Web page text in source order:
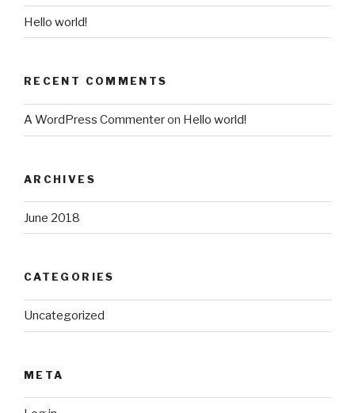
Hello world!
RECENT COMMENTS
A WordPress Commenteron Hello world!
ARCHIVES
June 2018
CATEGORIES
Uncategorized
META